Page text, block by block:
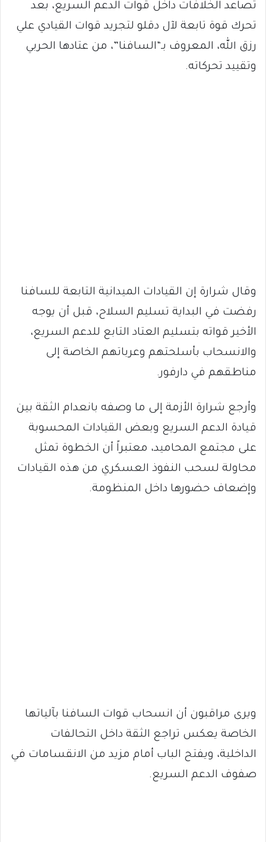
تصاعد الخلافات داخل قوات الدعم السريع، بعد
تحرك قوة تابعة لآل دقلو لتجريد قوات القيادي علي
رزق الله، المعروف بـ“السافنا”، من عتادها الحربي
وتقييد تحركاته.
وقال شرارة إن القيادات الميدانية التابعة للسافنا
رفضت في البداية تسليم السلاح، قبل أن يوجه
الأخير قواته بتسليم العتاد التابع للدعم السريع،
والانسحاب بأسلحتهم وعرباتهم الخاصة إلى
مناطقهم في دارفور.
وأرجع شرارة الأزمة إلى ما وصفه بانعدام الثقة بين
قيادة الدعم السريع وبعض القيادات المحسوبة
على مجتمع المحاميد، معتبراً أن الخطوة تمثل
محاولة لسحب النفوذ العسكري من هذه القيادات
وإضعاف حضورها داخل المنظومة.
ويرى مراقبون أن انسحاب قوات السافنا بآلياتها
الخاصة يعكس تراجع الثقة داخل التحالفات
الداخلية، ويفتح الباب أمام مزيد من الانقسامات في
صفوف الدعم السريع.